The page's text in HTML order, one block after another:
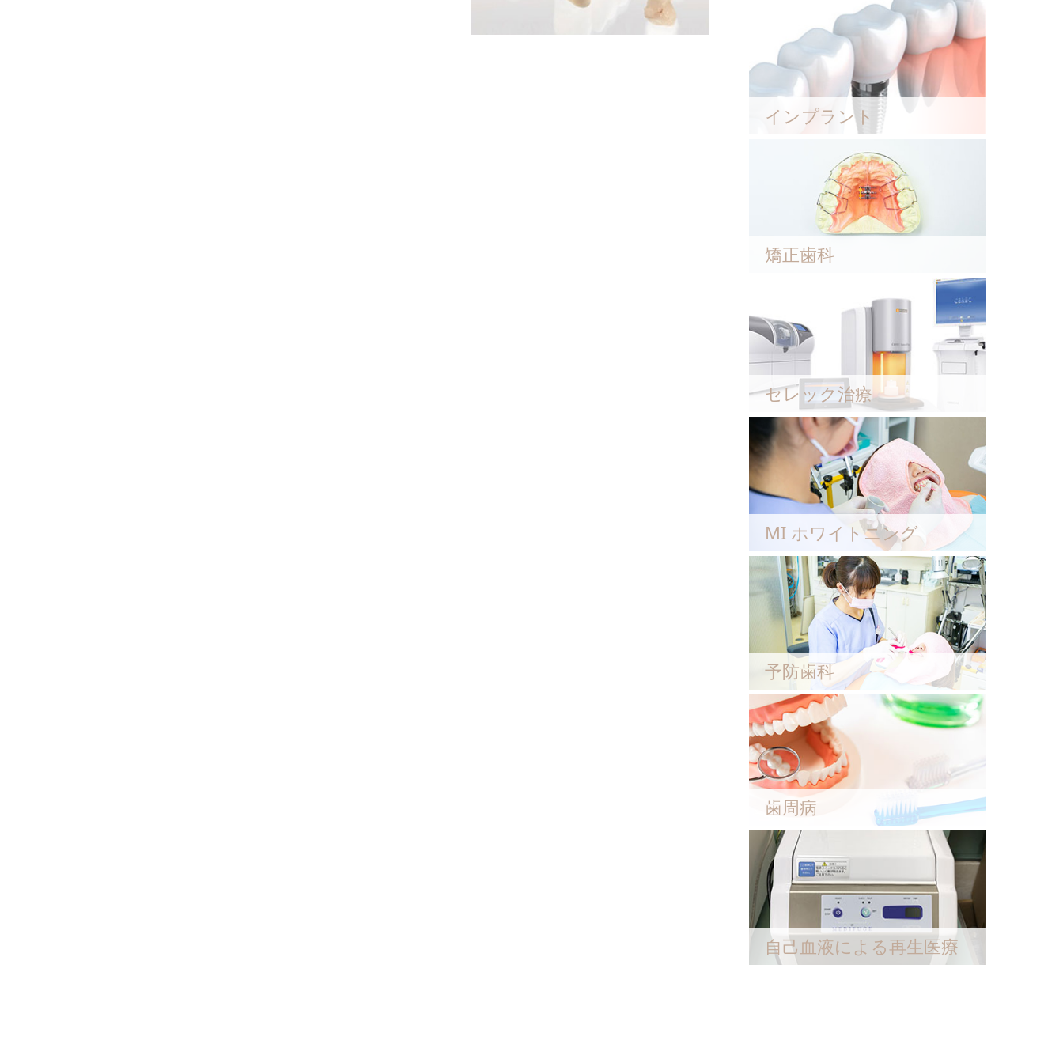
インプラント
矯正歯科
セレック治療
MI ホワイトニング
予防歯科
歯周病
自己血液による再生医療